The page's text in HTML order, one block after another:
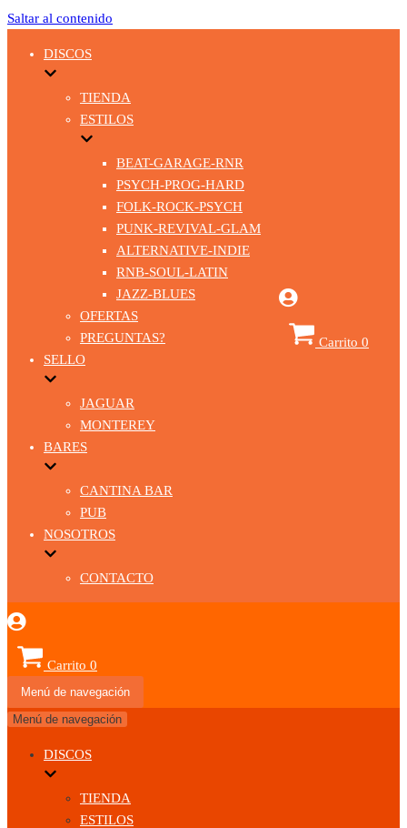
Saltar al contenido
DISCOS
TIENDA
ESTILOS
BEAT-GARAGE-RNR
PSYCH-PROG-HARD
FOLK-ROCK-PSYCH
PUNK-REVIVAL-GLAM
ALTERNATIVE-INDIE
RNB-SOUL-LATIN
JAZZ-BLUES
OFERTAS
PREGUNTAS?
SELLO
JAGUAR
MONTEREY
BARES
CANTINA BAR
PUB
NOSOTROS
CONTACTO
Carrito 0
Carrito 0
Menú de navegación
Menú de navegación
DISCOS
TIENDA
ESTILOS